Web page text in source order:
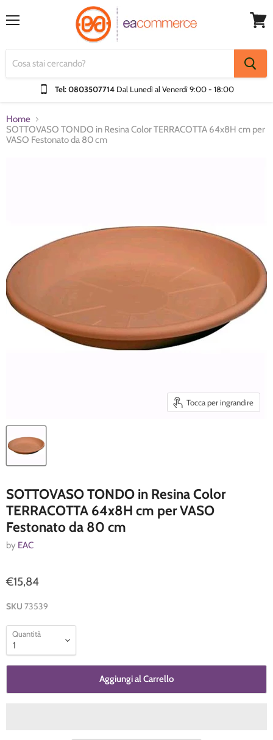
Tel: 0803507714 Dal Lunedì al Venerdì9:00 - 18:00
Home
SOTTOVASO TONDO in Resina Color TERRACOTTA 64x8H cm per
VASO Festonato da 80 cm
Tocca per ingrandire
SOTTOVASO TONDO in Resina Color
TERRACOTTA 64x8H cm per VASO
Festonato da 80 cm
by EAC
€15,84
SKU 73539
Quantità
Aggiungi al Carrello